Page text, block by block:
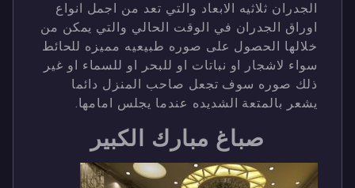
الجدران ثلاثيه الابعاد والتي تعد من اجمل انواع
اوراق الجدران في الوقت الحالي والتي يمكن من
خلالها الحصول على صوره طبيعيه مميزه للحائط
سواء لاشجار او نباتات او للبحر او للسماء او غير
ذلك صوره سوف تجعل صاحب المنزل دائما
يشعر بالمتعة الشديده عندما يجلس امامها.
صباغ مبارك الكبير